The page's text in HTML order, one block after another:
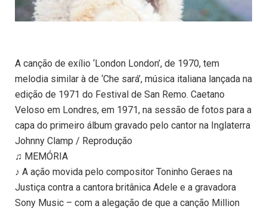
A canção de exílio ‘London London’, de 1970, tem
melodia similar à de ‘Che sará’, música italiana lançada na
edição de 1971 do Festival de San Remo. Caetano
Veloso em Londres, em 1971, na sessão de fotos para a
capa do primeiro álbum gravado pelo cantor na Inglaterra
Johnny Clamp / Reprodução
♫ MEMÓRIA
♪ A ação movida pelo compositor Toninho Geraes na
Justiça contra a cantora britânica Adele e a gravadora
Sony Music – com a alegação de que a canção Million